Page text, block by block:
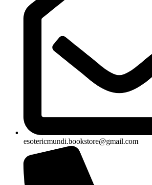
esotericmundi.bookstore@gmail.com